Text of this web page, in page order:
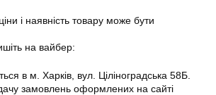
і наявність товару може бути
на вайбер:
в м. Харків, вул. Ціліноградська 58Б.
замовлень оформлених на сайті